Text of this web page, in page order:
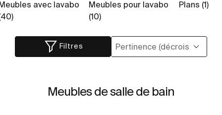
avec lavabo
Meubles pour lavabo
(10)
Plans (1)
Filtres
Meubles de salle de bain